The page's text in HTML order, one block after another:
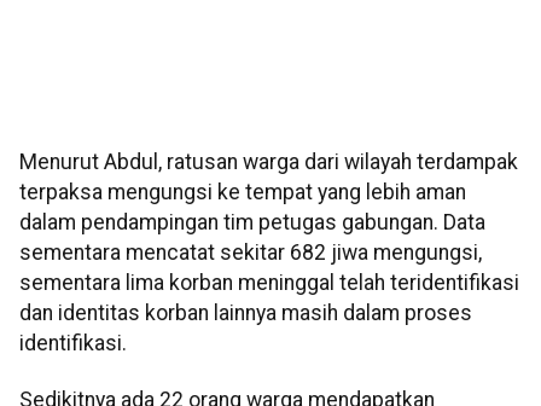
Menurut Abdul, ratusan warga dari wilayah terdampak
terpaksa mengungsi ke tempat yang lebih aman
dalam pendampingan tim petugas gabungan. Data
sementara mencatat sekitar 682 jiwa mengungsi,
sementara lima korban meninggal telah teridentifikasi
dan identitas korban lainnya masih dalam proses
identifikasi.
Sedikitnya ada 22 orang warga mendapatkan